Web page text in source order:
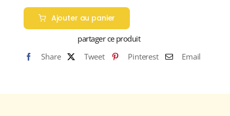
de
Domaine
Fernand
Laurent
VOLNAY
Ajouter au panier
partager ce produit
Share
Tweet Pinterest Email